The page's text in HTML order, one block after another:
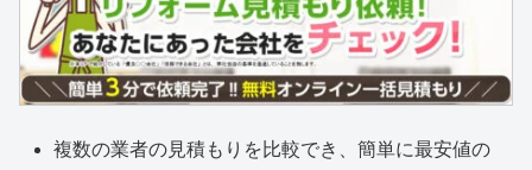
複数の業者の見積もりを比較でき、簡単に最安値の